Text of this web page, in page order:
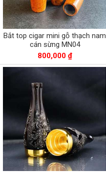
Bắt top cigar mini gỗ thạch nam
cán sừng MN04
800,000 ₫